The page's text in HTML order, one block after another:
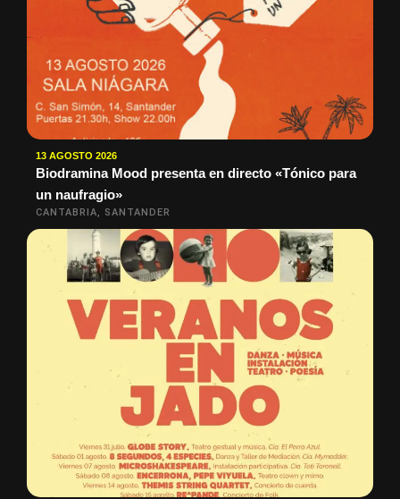
13 AGOSTO 2026
Biodramina Mood presenta en directo «Tónico para
un naufragio»
CANTABRIA, SANTANDER